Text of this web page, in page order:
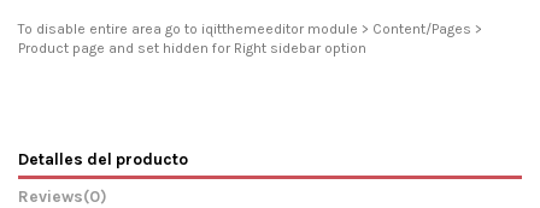
To disable entire area go to iqitthemeeditor module > Content/Pages >
Product page and set hidden for Right sidebar option
Detalles del producto
Reviews(0)